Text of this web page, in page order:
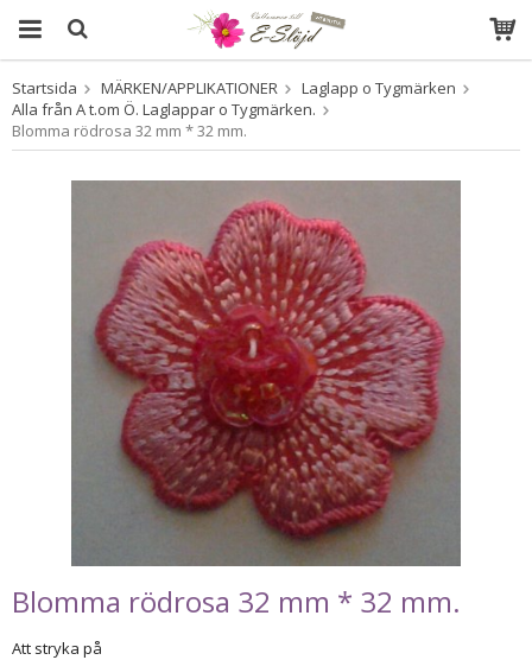
Produkten har blivit tillagd i varukorgen
Startsida MÄRKEN/APPLIKATIONER
Laglapp o Tygmärken
Alla från A t.om Ö. Laglappar o Tygmärken.
Blomma rödrosa 32 mm * 32 mm.
Blomma rödrosa 32 mm * 32 mm.
Att stryka på